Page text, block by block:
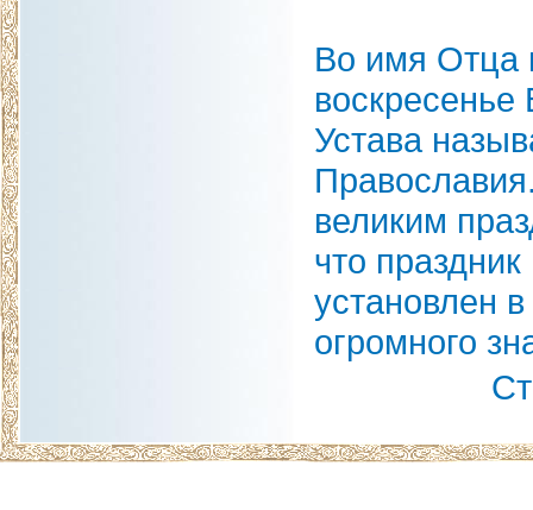
Во имя Отца
воскресенье
Устава
великим
что
установлен
огромного